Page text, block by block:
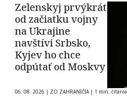
Zelenskyj prvýkrát
od začiatku vojny
na Ukrajine
navštívi Srbsko,
Kyjev ho chce
odpútať od Moskvy
06. 08. 2026 | ZO ZAHRANIČIA | 1 min. čítania